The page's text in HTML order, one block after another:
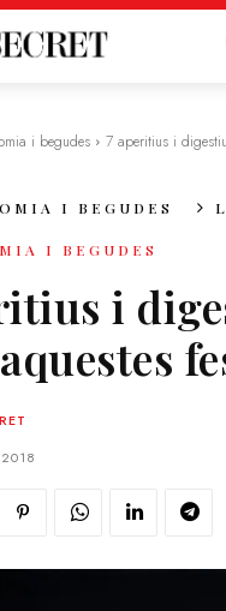
i begudes
7 aperitius i
I BEGUDES
I BEGUDES
i